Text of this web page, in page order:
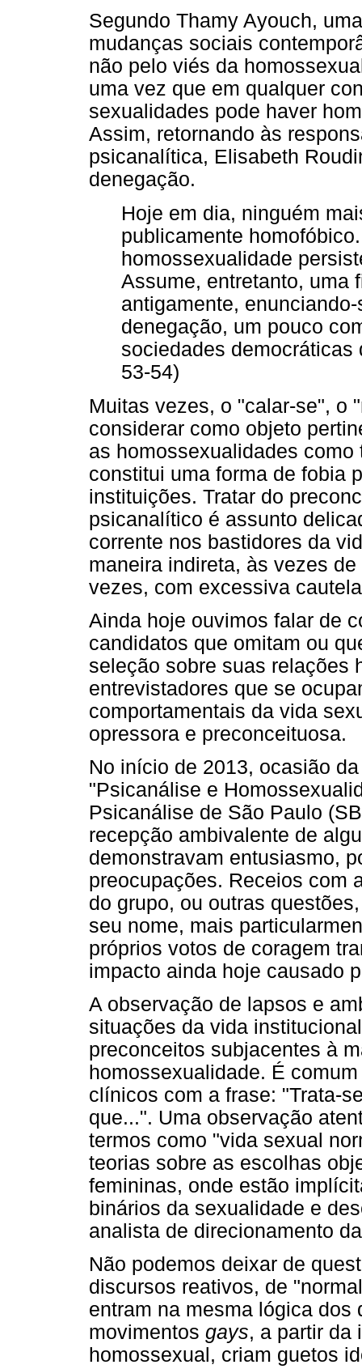
Segundo Thamy Ayouch,
mudanças sociais
não pelo viés da
uma vez que em qualquer
sexualidades pode haver
Assim, retornando às
psicanalítica, Elisabeth
denegação.
Hoje em dia, ninguém
publicamente
homossexualidade
Assume, entretanto, uma
antigamente,
denegação, um pouco
sociedades democráticas
53-54)
Muitas vezes, o "calar-se", o
considerar como objeto
as homossexualidades
constitui uma forma de fobia
instituições. Tratar do
psicanalítico é assunto
corrente nos bastidores da
maneira indireta, às vezes
vezes, com excessiva
Ainda hoje ouvimos falar de
candidatos que omitam ou
seleção sobre suas relações
entrevistadores que se
comportamentais da vida
opressora e preconceituosa.
No início de 2013, ocasião
"Psicanálise e
Psicanálise de São Paulo
recepção ambivalente de
demonstravam entusiasmo,
preocupações. Receios com
do grupo, ou outras
seu nome, mais
próprios votos de coragem
impacto ainda hoje causado
A observação de lapsos e
situações da vida
preconceitos subjacentes à
homossexualidade. É
clínicos com a frase: "Trata-
que...". Uma observação
termos como "vida sexual
teorias sobre as escolhas
femininas, onde estão
binários da sexualidade e
analista de direcionamento
Não podemos deixar de
discursos reativos, de
entram na mesma lógica
movimentos gays, a partir da
homossexual, criam guetos